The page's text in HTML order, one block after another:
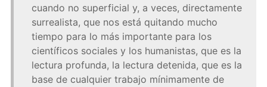
cuando no superficial y, a veces, directamente
surrealista, que nos está quitando mucho
tiempo para lo más importante para los
científicos sociales y los humanistas, que es la
lectura profunda, la lectura detenida, que es la
base de cualquier trabajo mínimamente de